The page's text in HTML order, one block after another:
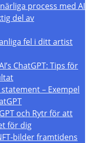
process med AI
del av
fel i ditt artist
ChatGPT: Tips för
– Exempel
och Rytr för att
för dig
bilder framtidens